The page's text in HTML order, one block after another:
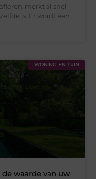
merkt al snel
is. Er wordt een
WONING EN TUIN
waarde van uw